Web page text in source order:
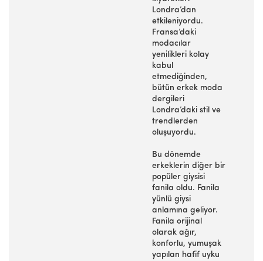
Londra’dan
etkileniyordu.
Fransa’daki
modacılar
yenilikleri kolay
kabul
etmediğinden,
bütün erkek moda
dergileri
Londra’daki stil ve
trendlerden
oluşuyordu.
Bu dönemde
erkeklerin diğer bir
popüler giysisi
fanila oldu. Fanila
yünlü giysi
anlamına geliyor.
Fanila orijinal
olarak ağır,
konforlu, yumuşak
yapılan hafif uyku